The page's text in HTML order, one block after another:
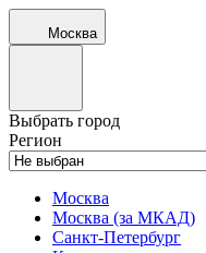
Москва
Выбрать город
Регион
Москва
Москва (за МКАД)
Санкт-Петербург